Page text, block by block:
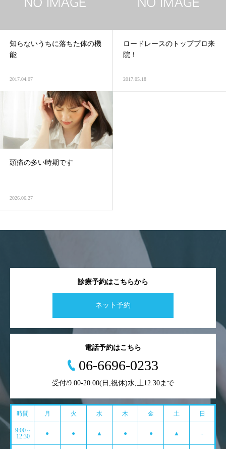
知らないうちに落ちた体の機
能
2017.04.07
ロードレースのトッププロ来
院！
2017.05.18
頭痛の多い時期です
2026.06.27
診療予約はこちらから
ネット予約
電話予約はこちら
06-6696-0233
受付/9:00-20:00(日,祝休)水,土12:30まで
時間 月 火 水 木 金 土 日
9:00 ~
12:30
● ● ▲ ● ● ▲ -